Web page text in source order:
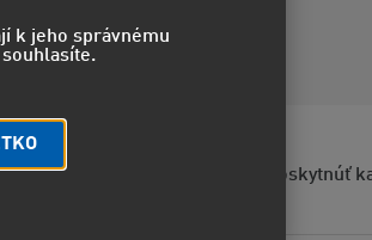
EUR
- Na požiadanie možno poskytnúť
k jeho správnému